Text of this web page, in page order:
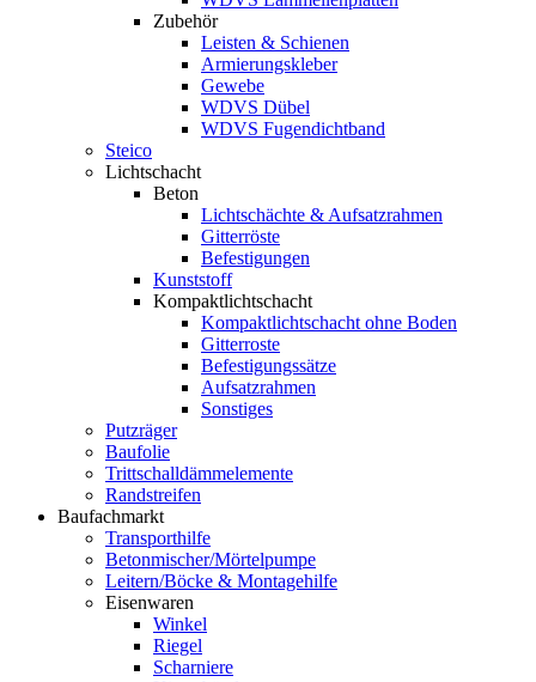
Zubehör
Leisten & Schienen
Armierungskleber
Gewebe
WDVS Dübel
WDVS Fugendichtband
Steico
Lichtschacht
Beton
Lichtschächte & Aufsatzrahmen
Gitterröste
Befestigungen
Kunststoff
Kompaktlichtschacht
Kompaktlichtschacht ohne Boden
Gitterroste
Befestigungssätze
Aufsatzrahmen
Sonstiges
Putzräger
Baufolie
Trittschalldämmelemente
Randstreifen
Baufachmarkt
Transporthilfe
Betonmischer/Mörtelpumpe
Leitern/Böcke & Montagehilfe
Eisenwaren
Winkel
Riegel
Scharniere